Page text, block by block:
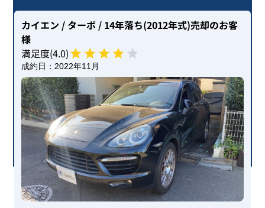
カイエン / ターボ / 14年落ち(2012年式)売却のお客
様
満足度(4.0)
成約日： 2022年11月